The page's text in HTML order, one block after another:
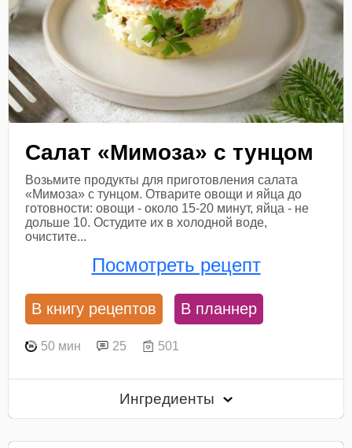
Салат «Мимоза» с тунцом
Возьмите продукты для приготовления салата
«Мимоза» с тунцом. Отварите овощи и яйца до
готовности: овощи - около 15-20 минут, яйца - не
дольше 10. Остудите их в холодной воде,
очистите...
Посмотреть рецепт
В книгу рецептов В планнер
50 мин 25 501
Ингредиенты